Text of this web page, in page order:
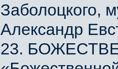
Заболоцкого,
Александр
23.